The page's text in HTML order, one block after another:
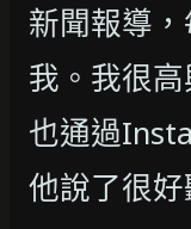
新聞報導
我。我很
也通過
他說了很好